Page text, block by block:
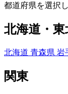
都道府県を選択
北海道・東
北海道 青森県 岩
関東